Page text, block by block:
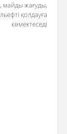
майды жағуды,
қолдауға
көмектеседі